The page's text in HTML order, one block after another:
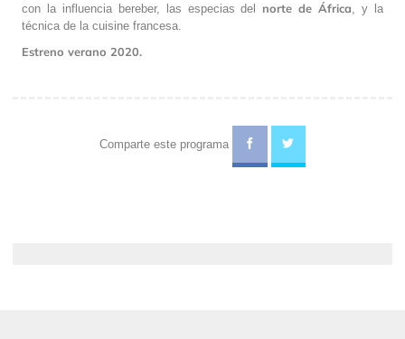
con la influencia bereber, las especias del norte de África, y la
técnica de la cuisine francesa.
Estreno verano 2020.
Comparte este programa